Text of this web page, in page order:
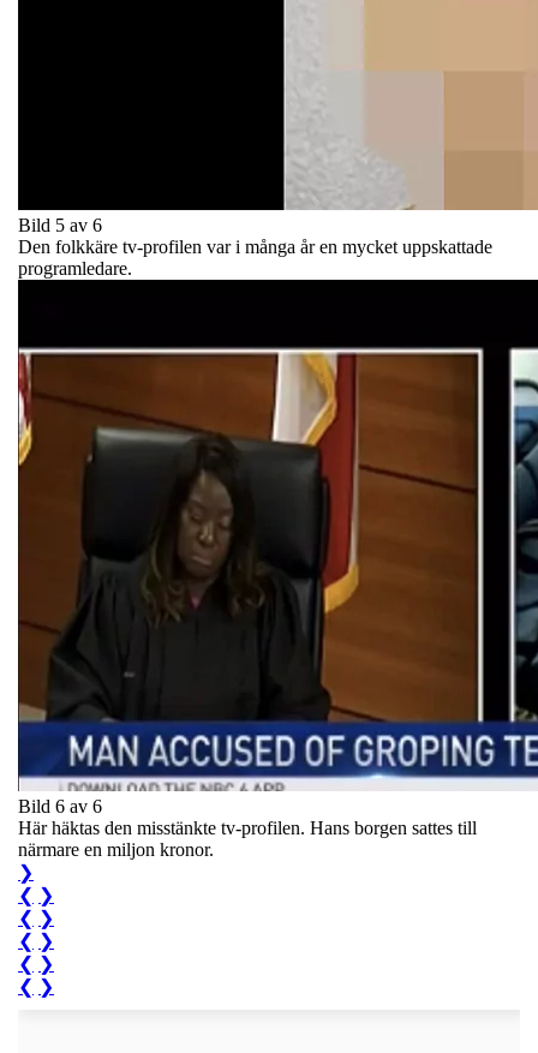
Bild 5 av 6
Den folkkäre tv-profilen var i många år en mycket uppskattade
programledare.
Bild 6 av 6
Här häktas den misstänkte tv-profilen. Hans borgen sattes till
närmare en miljon kronor.
❯
❮ ❯
❮ ❯
❮ ❯
❮ ❯
❮ ❯